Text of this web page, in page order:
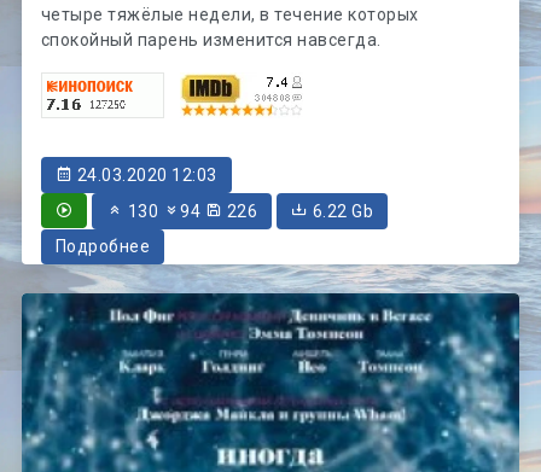
четыре тяжёлые недели, в течение которых
спокойный парень изменится навсегда.
24.03.2020 12:03
130
94 226
6.22 Gb
Подробнее